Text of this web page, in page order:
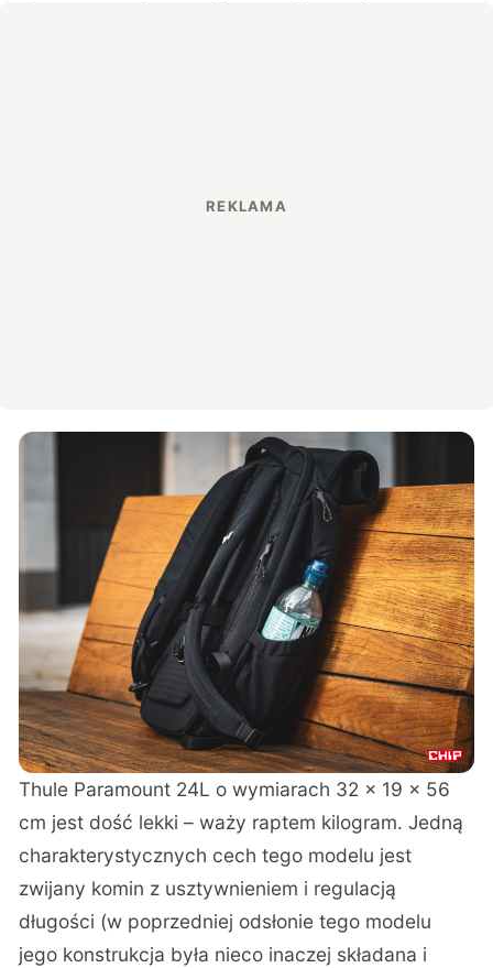
Thule Paramount 24L o wymiarach 32 x 19 x 56
cm jest dość lekki – waży raptem kilogram. Jedną
charakterystycznych cech tego modelu jest
zwijany komin z usztywnieniem i regulacją
długości (w poprzedniej odsłonie tego modelu
jego konstrukcja była nieco inaczej składana i